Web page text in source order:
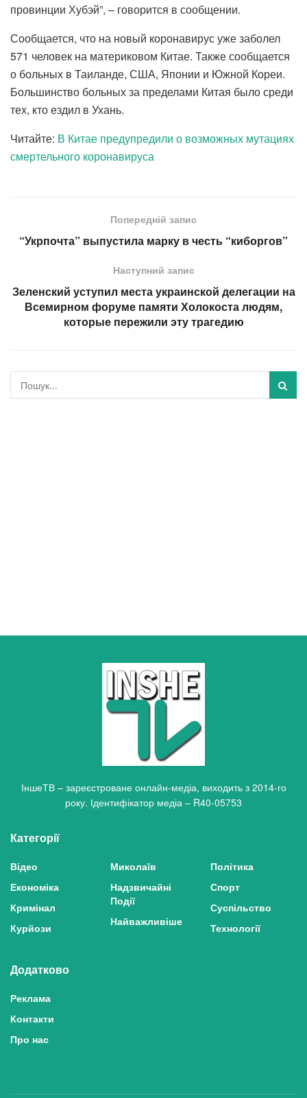
провинции Хубэй”, – говорится в сообщении.
Сообщается, что на новый коронавирус уже заболел
571 человек на материковом Китае. Также сообщается
о больных в Таиланде, США, Японии и Южной Кореи.
Большинство больных за пределами Китая было среди
тех, кто ездил в Ухань.
Читайте: В Китае предупредили о возможных мутациях
смертельного коронавируса
Попередній запис
“Укрпочта” выпустила марку в честь “киборгов”
Наступний запис
Зеленский уступил места украинской делегации на
Всемирном форуме памяти Холокоста людям,
которые пережили эту трагедию
ІншеТВ – зареєстроване онлайн-медіа, виходить з 2014-го
року. Ідентифікатор медіа – R40-05753
Категорії
Відео
Економіка
Кримінал
Курйози
Миколаїв
Надзвичайні
Події
Найважливіше
Політика
Спорт
Суспільство
Технології
Додатково
Реклама
Контакти
Про нас